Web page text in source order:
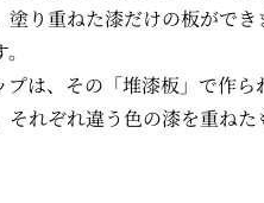
塗り重ねた漆だけの板ができ
は、その「堆漆板」で作ら
れぞれ違う色の漆を重ねた